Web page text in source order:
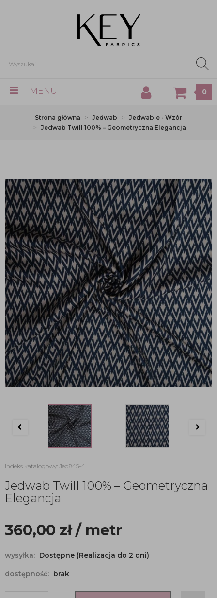
MENU 0
Strona główna Jedwab
Jedwabie - Wzór
Jedwab Twill 100% – Geometryczna Elegancja
indeks katalogowy: Jed845-4
Jedwab Twill 100% – Geometryczna
Elegancja
360,00 zł/ metr
wysyłka: Dostępne (Realizacja do 2 dni)
dostępność: brak